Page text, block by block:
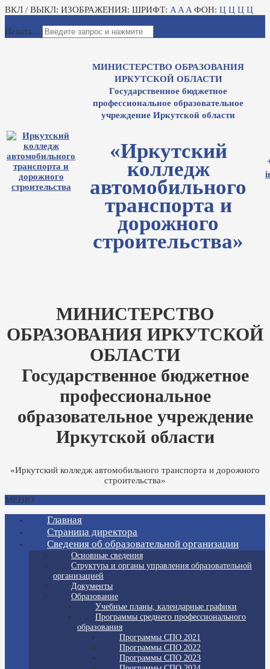
ВКЛ / ВЫКЛ: ИЗОБРАЖЕНИЯ: ШРИФТ: A A A ФОН: Ц Ц Ц Ц
Искать...
МИНИСТЕРСТВО ОБРАЗОВАНИЯ
ИРКУТСКОЙ ОБЛАСТИ
Государственное бюджетное
профессиональное образовательное
учреждение Иркутской области
«Иркутский
колледж
автомобильного
транспорта и
дорожного
строительства»
МИНИСТЕРСТВО
ОБРАЗОВАНИЯ ИРКУТСКОЙ
ОБЛАСТИ
Государственное бюджетное
профессиональное
образовательное учреждение
Иркутской области
«Иркутский колледж автомобильного транспорта и дорожного
строительства»
МЕНЮ
Главная
Страница директора
Сведения об образовательной организации
Основные сведения
Структура и органы управления образовательной
организацией
Документы
Образование
Учебные планы, календарные графики
Программы среднего профессионального
образования
Программы СПО 2021
Программы СПО 2022
Программы СПО 2023